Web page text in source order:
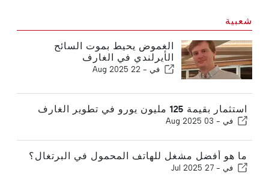
شعبية
الغموض يحيط بموت السائح
الأيرلندي في الغارف
في - 22 Aug 2025
استثمار بقيمة 125 مليون يورو في تطوير الغارف
في - 03 Aug 2025
ما هو أفضل مشغل للهاتف المحمول في البرتغال؟
في - 27 Jul 2025